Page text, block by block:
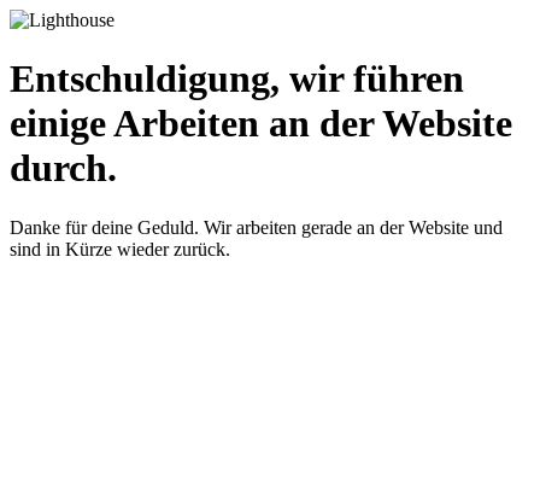
Entschuldigung, wir führen
einige Arbeiten an der Website
durch.
Danke für deine Geduld. Wir arbeiten gerade an der Website und
sind in Kürze wieder zurück.